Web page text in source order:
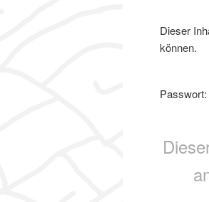
Dieser
können.
Passwort: